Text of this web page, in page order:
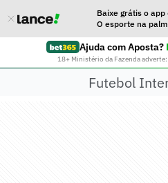
Baixe grátis o app
O esporte na
Ajuda com Aposta?
18+ Ministério da Fazenda
Futebol